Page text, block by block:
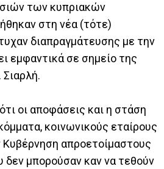
των κυπριακών
στη νέα (τότε)
διαπραγμάτευσης με την
εμφαντικά σε σημείο της
οι αποφάσεις και η στάση
κοινωνικούς εταίρους
Kυβέρνηση απροετοίμαστους
δεν μπορούσαν καν να τεθούν